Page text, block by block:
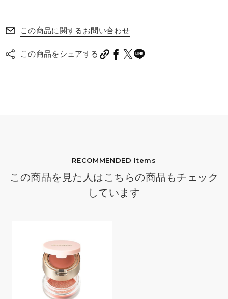
この商品に関するお問い合わせ
この商品をシェアする
RECOMMENDED Items
この商品を見た人はこちらの商品もチェック
しています